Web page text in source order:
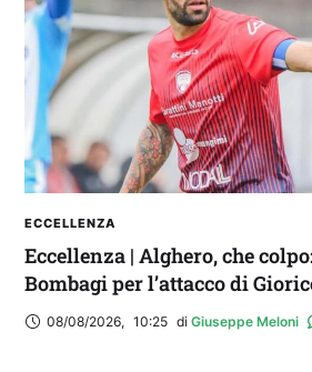
FANTA 131 LIVE | La
fantacalcio: le novità di
acquistare
ECCELLENZA
Eccellenza | Alghero, che
Bombagi per l’attacco di
08/08/2026, 10:25 di Giuseppe Meloni